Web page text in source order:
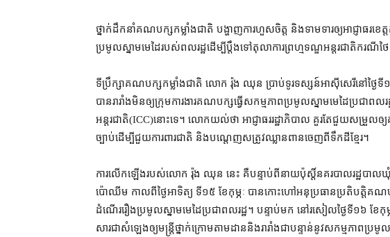
ថ្នាក់ដឹកនាំ​គណបក្ស​កម្លាំង​ជាតិ បង្ហាញ​ការ​ហួសចិត្ត និង​ទាមទារ​ឲ្យ​អាជ្ញាធរ​ខេត្
ប្រមូល​ស្នាម​មេដៃ​របស់​ពលរដ្ឋ​ដើម្បី​ប្តឹង​ទៅ​តុលាការ​ព្រហ្មទណ្ឌ​អន្តរជាតិ​ករណី​ថ
ទីប្រឹក្សា​គណបក្ស​កម្លាំង​ជាតិ លោក រ៉ុង ឈុន ប្រាប់​ទូរទស្សន៍​អាស៊ីសេរី​នៅ​ថ្ងៃទី​១៦
បាន​រារាំង​មិន​ឲ្យ​ក្រុមការងារ​គណបក្ស​ធ្វើ​សកម្មភាព​ប្រមូល​ស្នាម​មេដៃ​ប្រជា​ពល
អន្តរជាតិ​(ICC)​នោះ​ទេ។ លោក​យល់​ថា អាជ្ញាធរ​រដ្ឋាភិបាល គួរតែ​ជួយ​សម្រួល​ឲ្
ច្បាប់​ដើម្បី​ជួយ​ការពារ​ជាតិ និង​បណ្តេញ​សត្រូវ​ឈ្លានពាន​ចេញពី​ទឹកដី​ខ្មែរ។
ការ​លើកឡើង​របស់​លោក រ៉ុង ឈុន នេះ គឺ​បន្ទាប់ពី​នាយ​ប៉ុស្តិ៍​នគរបាល​រដ្ឋ​បា
ប៉ោឈីម កាល​ពី​ថ្ងៃអាទិត្យ ទី​១៥ ខែ​កុម្ភៈ បាន​កោះហៅ​អនុប្រធាន​ប្រតិបត្តិ​គណ
ដំណើររឿង​ប្រមូល​ស្នាម​មេដៃ​ប្រជាពលរដ្ឋ​។ បន្ទាប់​មក នៅ​រសៀល​ថ្ងៃទី​១៦ ខែ​កុ
សារ​ជា​សំឡេង​ឲ្យ​មន្ត្រី​ថ្នាក់ក្រោម​តាមដាន​និង​រារាំង​ជាបន្ទាន់​នូវ​សកម្មភាព​ប្រ